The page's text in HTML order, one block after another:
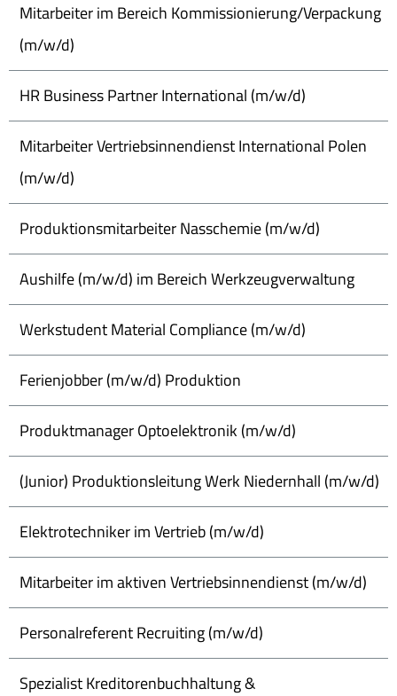
Mitarbeiter im Bereich Kommissionierung/Verpackung
(m/w/d)
HR Business Partner International (m/w/d)
Mitarbeiter Vertriebsinnendienst International Polen
(m/w/d)
Produktionsmitarbeiter Nasschemie (m/w/d)
Aushilfe (m/w/d) im Bereich Werkzeugverwaltung
Werkstudent Material Compliance (m/w/d)
Ferienjobber (m/w/d) Produktion
Produktmanager Optoelektronik (m/w/d)
(Junior) Produktionsleitung Werk Niedernhall (m/w/d)
Elektrotechniker im Vertrieb (m/w/d)
Mitarbeiter im aktiven Vertriebsinnendienst (m/w/d)
Personalreferent Recruiting (m/w/d)
Spezialist Kreditorenbuchhaltung &